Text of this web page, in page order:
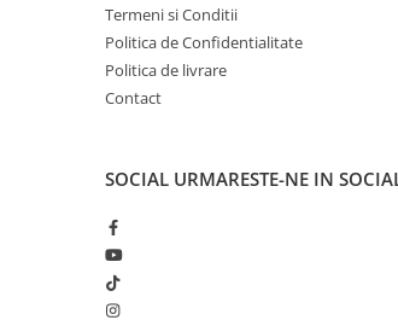
Termeni si Conditii
Politica de Confidentialitate
Politica de livrare
Contact
SOCIAL URMARESTE-NE IN